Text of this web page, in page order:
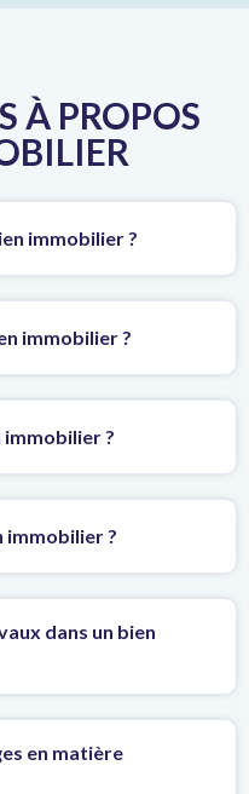
À PROPOS
immobilier ?
immobilier ?
immobilier ?
immobilier ?
dans un bien
en matière